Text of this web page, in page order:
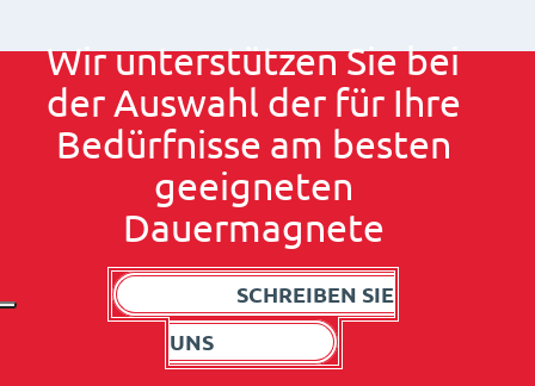
Wir unterstützen Sie bei
der Auswahl der für Ihre
Bedürfnisse am besten
geeigneten
Dauermagnete
SCHREIBEN SIE
UNS